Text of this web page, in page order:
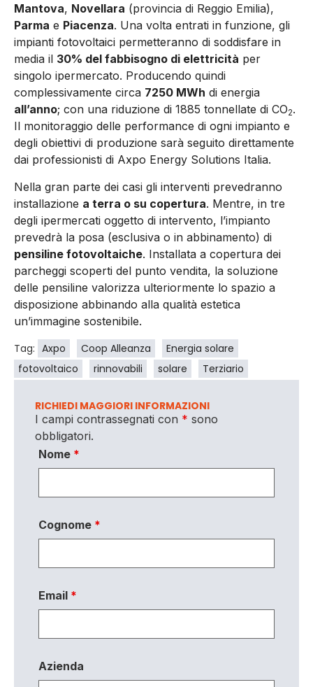
Mantova, Novellara (provincia di Reggio Emilia),
Parma e Piacenza. Una volta entrati in funzione, gli
impianti fotovoltaici permetteranno di soddisfare in
media il 30% del fabbisogno di elettricità per
singolo ipermercato. Producendo quindi
complessivamente circa 7250 MWh di energia
all’anno; con una riduzione di 1885 tonnellate di CO2.
Il monitoraggio delle performance di ogni impianto e
degli obiettivi di produzione sarà seguito direttamente
dai professionisti di Axpo Energy Solutions Italia.
Nella gran parte dei casi gli interventi prevedranno
installazione a terra o su copertura. Mentre, in tre
degli ipermercati oggetto di intervento, l’impianto
prevedrà la posa (esclusiva o in abbinamento) di
pensiline fotovoltaiche. Installata a copertura dei
parcheggi scoperti del punto vendita, la soluzione
delle pensiline valorizza ulteriormente lo spazio a
disposizione abbinando alla qualità estetica
un’immagine sostenibile.
Tag: Axpo Coop Alleanza
Energia solare
fotovoltaico
rinnovabili solare Terziario
RICHIEDI MAGGIORI INFORMAZIONI
I campi contrassegnati con * sono
obbligatori.
Nome *
Cognome *
Email *
Azienda